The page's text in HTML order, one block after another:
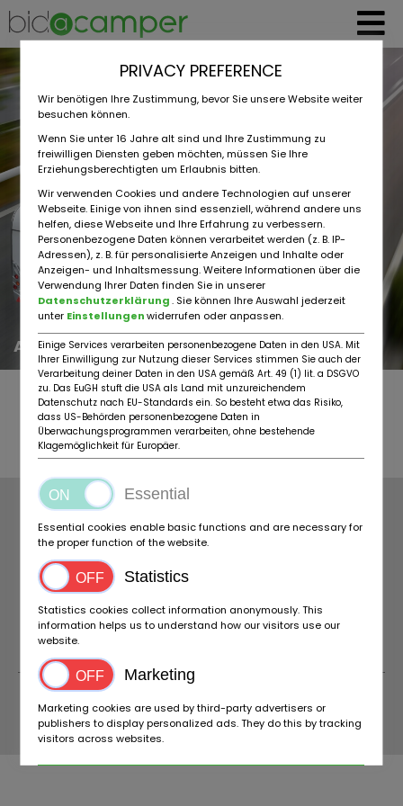
AvD Ratgeber
SPOLOČNOSŤ
PODMIENKY
INFORMÁCIE
NASTAVENIA COOKIES
NOVÉ
© 2026 BIDACAMPER
PRIVACY PREFERENCE
Wir benötigen Ihre Zustimmung, bevor Sie unsere Website weiter
besuchen können.
Wenn Sie unter 16 Jahre alt sind und Ihre Zustimmung zu
freiwilligen Diensten geben möchten, müssen Sie Ihre
Erziehungsberechtigten um Erlaubnis bitten.
Wir verwenden Cookies und andere Technologien auf unserer
Webseite. Einige von ihnen sind essenziell, während andere uns
helfen, diese Webseite und Ihre Erfahrung zu verbessern.
Personenbezogene Daten können verarbeitet werden (z. B. IP-
Adressen), z. B. für personalisierte Anzeigen und Inhalte oder
Anzeigen- und Inhaltsmessung. Weitere Informationen über die
Verwendung Ihrer Daten finden Sie in unserer
Datenschutzerklärung. Sie können Ihre Auswahl jederzeit
unter Einstellungenwiderrufen oder anpassen.
Einige Services verarbeiten personenbezogene Daten in den USA. Mit
Ihrer Einwilligung zur Nutzung dieser Services stimmen Sie auch der
Verarbeitung deiner Daten in den USA gemäß Art. 49 (1) lit. a DSGVO
zu. Das EuGH stuft die USA als Land mit unzureichendem
Datenschutz nach EU-Standards ein. So besteht etwa das Risiko,
dass US-Behörden personenbezogene Daten in
Überwachungsprogrammen verarbeiten, ohne bestehende
Klagemöglichkeit für Europäer.
Essential
Essential cookies enable basic functions and are necessary for
the proper function of the website.
Statistics
Statistics cookies collect information anonymously. This
information helps us to understand how our visitors use our
website.
Marketing
Marketing cookies are used by third-party advertisers or
publishers to display personalized ads. They do this by tracking
visitors across websites.